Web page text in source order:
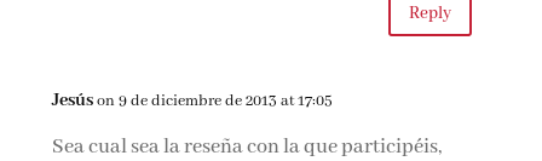
Reply
Jesúson 9 de diciembre de 2013 at 17:05
Sea cual sea la reseña con la que participéis,